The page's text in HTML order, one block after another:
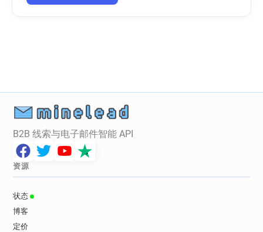
B2B 线索与电子邮件智能 API
资源
状态
博客
定价